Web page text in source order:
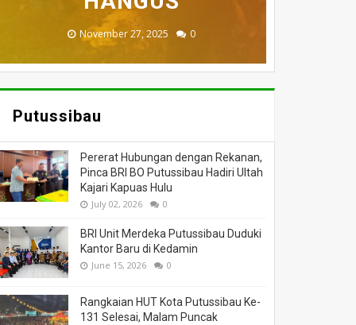
July 05, 2026 0
November 27, 2025 0
March 26, 2025 0
March 13, 2025 0
February 18, 2025 0
Putussibau
Pererat Hubungan dengan Rekanan,
Pinca BRI BO Putussibau Hadiri Ultah
Kajari Kapuas Hulu
July 02, 2026 0
BRI Unit Merdeka Putussibau Duduki
Kantor Baru di Kedamin
June 15, 2026 0
Rangkaian HUT Kota Putussibau Ke-
131 Selesai, Malam Puncak